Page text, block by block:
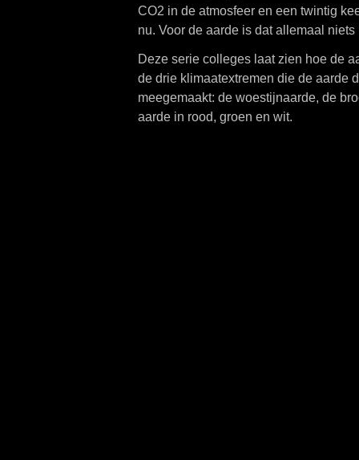
CO2 in de atmosfeer en een twintig
nu. Voor de aarde is dat allemaal niets
Deze serie colleges laat zien hoe de
de drie klimaatextremen die de aarde
meegemaakt: de woestijnaarde, de
aarde in rood, groen en wit.